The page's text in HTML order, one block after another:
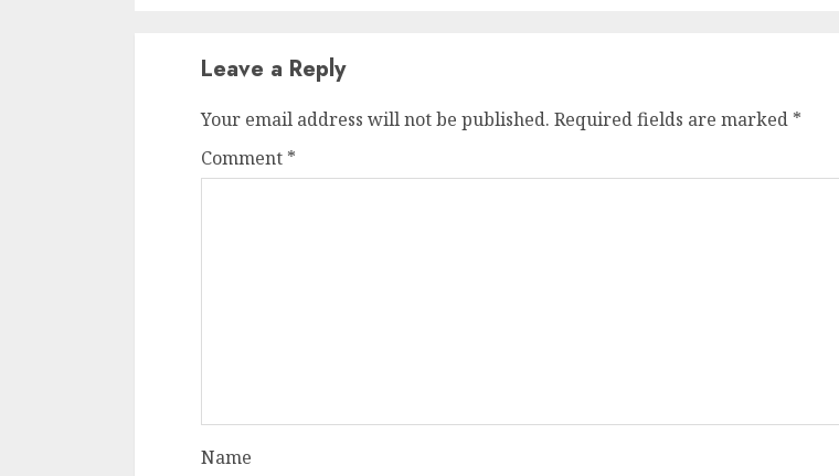
Leave a Reply
Your email address will not be published. Required fields are marked *
Comment *
Name